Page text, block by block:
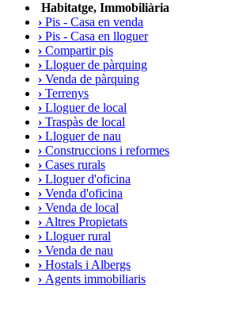
Habitatge, Immobiliària
› Pis - Casa en venda
› Pis - Casa en lloguer
› Compartir pis
› Lloguer de pàrquing
› Venda de pàrquing
› Terrenys
› Lloguer de local
› Traspàs de local
› Lloguer de nau
› Construccions i reformes
› Cases rurals
› Lloguer d'oficina
› Venda d'oficina
› Venda de local
› Altres Propietats
› Lloguer rural
› Venda de nau
› Hostals i Albergs
› Agents immobiliaris